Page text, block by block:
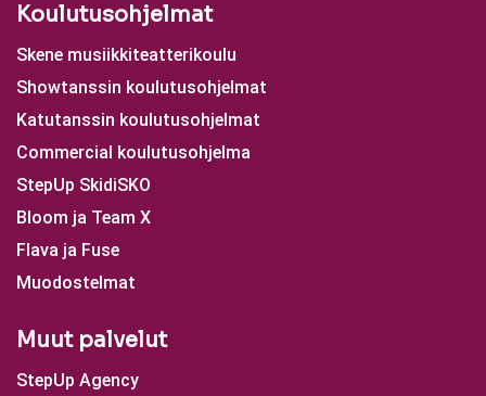
Koulutusohjelmat
Skene musiikkiteatterikoulu
Showtanssin koulutusohjelmat
Katutanssin koulutusohjelmat
Commercial koulutusohjelma
StepUp SkidiSKO
Bloom ja Team X
Flava ja Fuse
Muodostelmat
Muut palvelut
StepUp Agency